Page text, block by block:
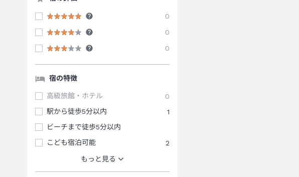
0
0
0
宿の特徴
高級旅館・ホテル
0
駅から徒歩5分以内
1
ビーチまで徒歩5分以内
こども宿泊可能
2
もっと見る